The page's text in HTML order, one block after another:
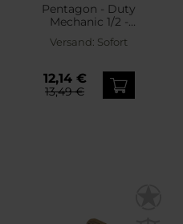
Pentagon - Duty
Mechanic 1/2 -
Handschuhe - Olive
Versand: Sofort
12,14 €
13,49 €